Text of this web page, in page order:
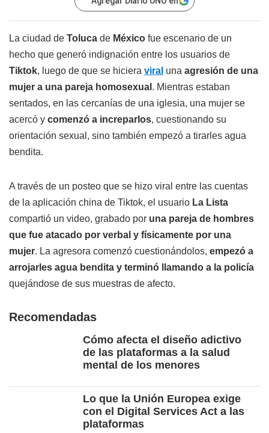
La ciudad de Toluca de México fue escenario de un
hecho que generó indignación entre los usuarios de
Tiktok, luego de que se hiciera viral una agresión de una
mujer a una pareja homosexual . Mientras estaban
sentados, en las cercanías de una iglesia, una mujer se
acercó y comenzó a increparlos, cuestionando su
orientación sexual, sino también empezó a tirarles agua
bendita.
A través de un posteo que se hizo viral entre las cuentas
de la aplicación china de Tiktok, el usuario La Lista
compartió un video, grabado por una pareja de hombres
que fue atacado por verbal y físicamente por una
mujer. La agresora comenzó cuestionándolos, empezó a
arrojarles agua bendita y terminó llamando a la policía
quejándose de sus muestras de afecto.
Recomendadas
Cómo afecta el diseño adictivo
de las plataformas a la salud
mental de los menores
Lo que la Unión Europea exige
con el Digital Services Act a las
plataformas